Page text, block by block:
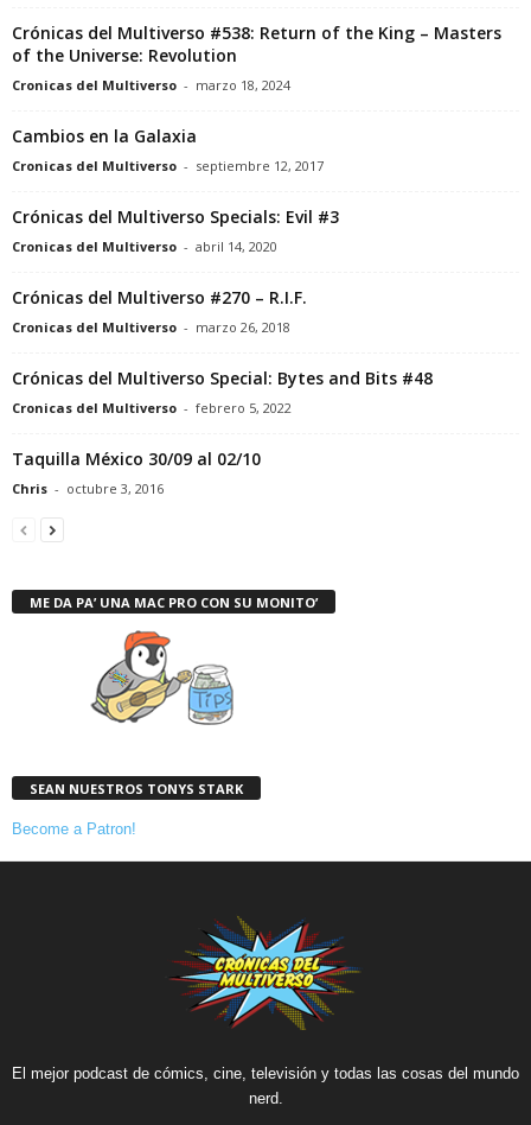
Crónicas del Multiverso #538: Return of the King – Masters
of the Universe: Revolution
Cronicas del Multiverso - marzo 18, 2024
Cambios en la Galaxia
Cronicas del Multiverso - septiembre 12, 2017
Crónicas del Multiverso Specials: Evil #3
Cronicas del Multiverso - abril 14, 2020
Crónicas del Multiverso #270 – R.I.F.
Cronicas del Multiverso - marzo 26, 2018
Crónicas del Multiverso Special: Bytes and Bits #48
Cronicas del Multiverso - febrero 5, 2022
Taquilla México 30/09 al 02/10
Chris - octubre 3, 2016
ME DA PA’ UNA MAC PRO CON SU MONITO’
SEAN NUESTROS TONYS STARK
Become a Patron!
El mejor podcast de cómics, cine, televisión y todas las cosas del mundo
nerd.